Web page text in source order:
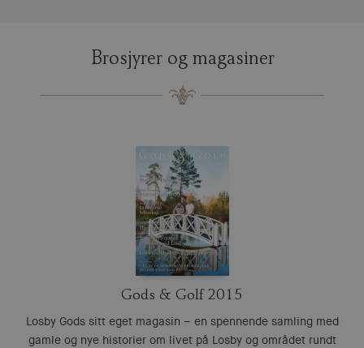
Brosjyrer og magasiner
Gods & Golf 2015
Losby Gods sitt eget magasin – en spennende samling med
gamle og nye historier om livet på Losby og området rundt